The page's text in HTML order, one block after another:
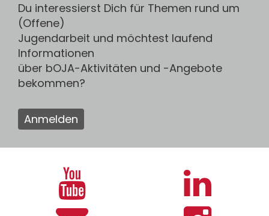
Du interessierst Dich für Themen rund um
(Offene)
Jugendarbeit und möchtest laufend
Informationen
über bOJA-Aktivitäten und -Angebote
bekommen?
Anmelden